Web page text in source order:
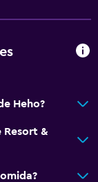
Heho?
Resort &